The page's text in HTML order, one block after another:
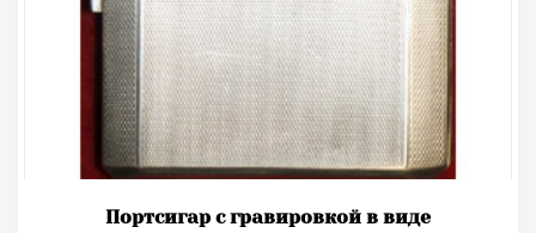
Портсигар с гравировкой в виде